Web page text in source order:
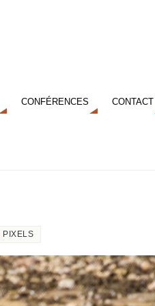
CONFÉRENCES CONTACT
PIXELS